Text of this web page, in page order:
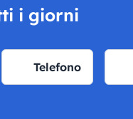
i giorni
Telefono